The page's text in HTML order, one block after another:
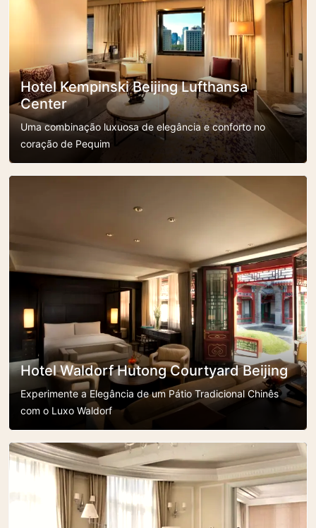
Hotel Kempinski Beijing Lufthansa
Center
Uma combinação luxuosa de elegância e conforto no
coração de Pequim
Hotel Waldorf Hutong Courtyard Beijing
Experimente a Elegância de um Pátio Tradicional Chinês
com o Luxo Waldorf